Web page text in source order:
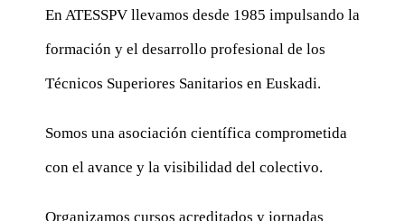
En ATESSPV llevamos desde 1985 impulsando la
formación y el desarrollo profesional de los
Técnicos Superiores Sanitarios en Euskadi.
Somos una asociación científica comprometida
con el avance y la visibilidad del colectivo.
Organizamos cursos acreditados y jornadas